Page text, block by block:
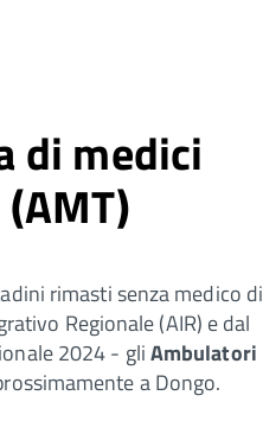
di medici
rimasti senza medico di
Regionale (AIR) e dal
2024 - gliAmbulatori
a Dongo.